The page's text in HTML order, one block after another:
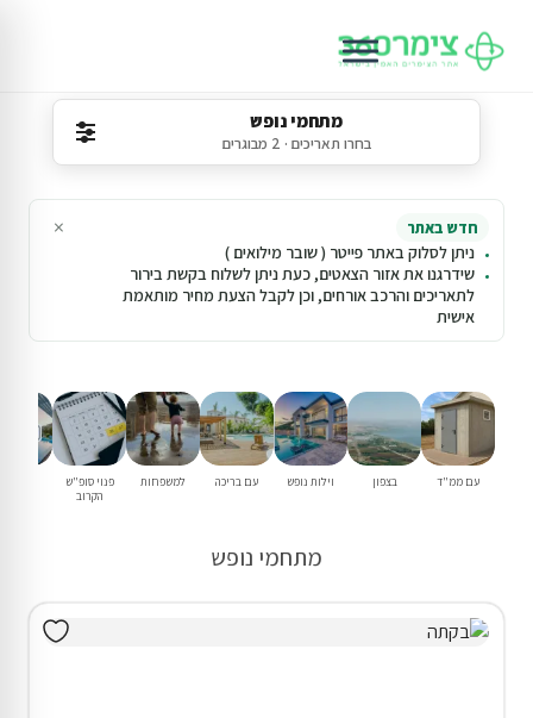
מתחמי נופש
בחרו תאריכים · 2 מבוגרים
חדש באתר
ניתן לסלוק באתר פייטר ( שובר מילואים )
שידרגנו את אזור הצאטים, כעת ניתן לשלוח בקשת בירור
לתאריכים והרכב אורחים, וכן לקבל הצעת מחיר מותאמת
אישית
×
עם ממ"ד בצפון וילות נופש עם בריכה למשפחות
פנוי סופ"ש
הקרוב
מתחמי נופש